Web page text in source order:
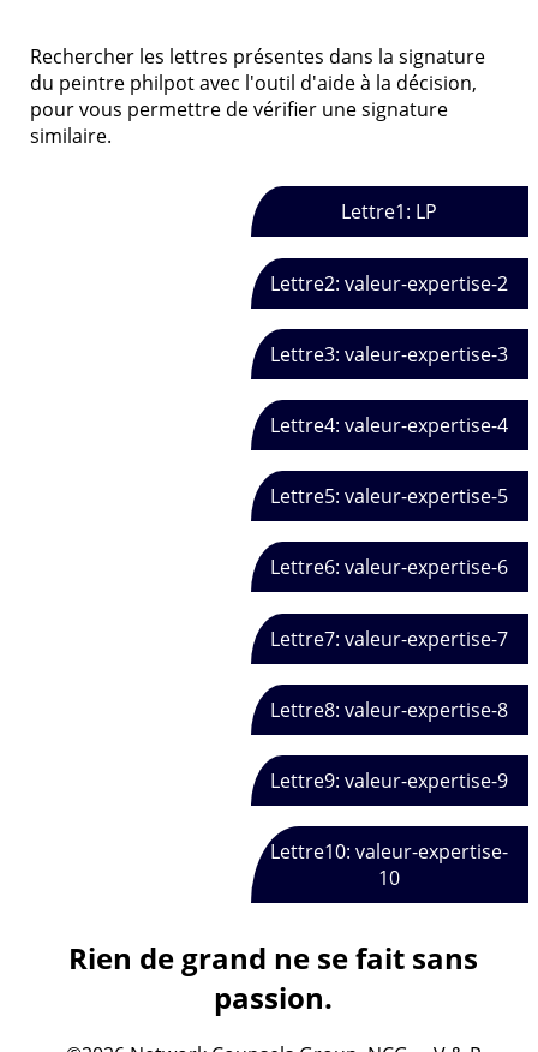
Rechercher les lettres présentes dans la signature
du peintre philpot avec l'outil d'aide à la décision,
pour vous permettre de vérifier une signature
similaire.
Lettre1: LP
Lettre2: valeur-expertise-2
Lettre3: valeur-expertise-3
Lettre4: valeur-expertise-4
Lettre5: valeur-expertise-5
Lettre6: valeur-expertise-6
Lettre7: valeur-expertise-7
Lettre8: valeur-expertise-8
Lettre9: valeur-expertise-9
Lettre10: valeur-expertise-
10
Rien de grand ne se fait sans
passion.